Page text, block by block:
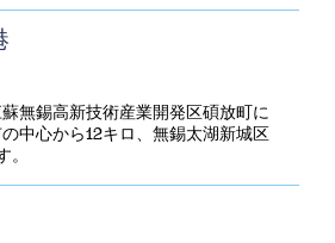
無錫高新技術産業開発区碩放町に
中心から12キロ、無錫太湖新城区